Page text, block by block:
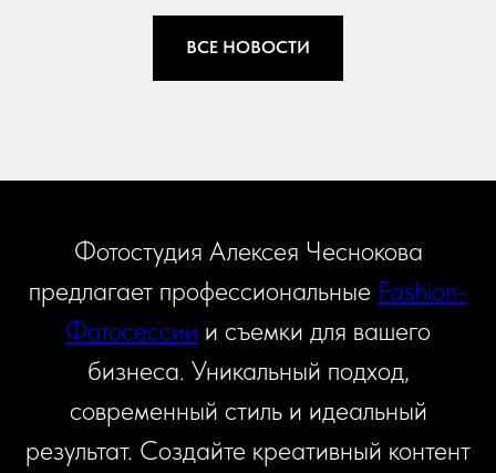
ВСЕ НОВОСТИ
Фотостудия Алексея Чеснокова
предлагает профессиональные Fashion-
Фотосессии и съемки для вашего
бизнеса. Уникальный подход,
современный стиль и идеальный
результат. Создайте креативный контент